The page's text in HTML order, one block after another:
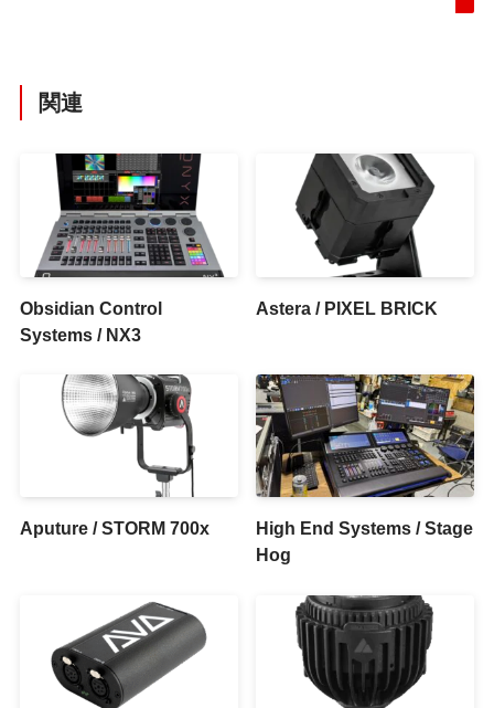
関連
Obsidian Control
Systems / NX3
Astera / PIXEL BRICK
Aputure / STORM 700x
High End Systems / Stage
Hog